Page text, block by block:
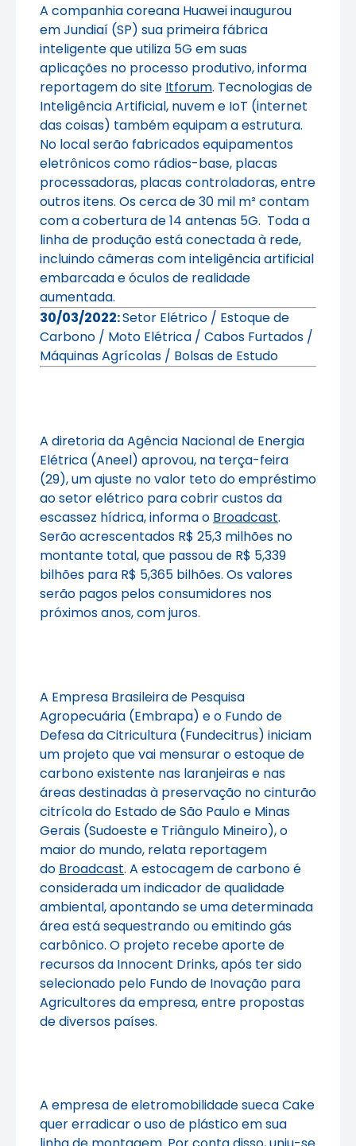
A companhia coreana Huawei inaugurou
em Jundiaí (SP) sua primeira fábrica
inteligente que utiliza 5G em suas
aplicações no processo produtivo, informa
reportagem do site Itforum. Tecnologias de
Inteligência Artificial, nuvem e IoT (internet
das coisas) também equipam a estrutura.
No local serão fabricados equipamentos
eletrônicos como rádios-base, placas
processadoras, placas controladoras, entre
outros itens. Os cerca de 30 mil m² contam
com a cobertura de 14 antenas 5G. Toda a
linha de produção está conectada à rede,
incluindo câmeras com inteligência artificial
embarcada e óculos de realidade
aumentada.
30/03/2022:Setor Elétrico / Estoque de
Carbono / Moto Elétrica / Cabos Furtados /
Máquinas Agrícolas / Bolsas de Estudo
A diretoria da Agência Nacional de Energia
Elétrica (Aneel) aprovou, na terça-feira
(29), um ajuste no valor teto do empréstimo
ao setor elétrico para cobrir custos da
escassez hídrica, informa o Broadcast.
Serão acrescentados R$ 25,3 milhões no
montante total, que passou de R$ 5,339
bilhões para R$ 5,365 bilhões. Os valores
serão pagos pelos consumidores nos
próximos anos, com juros.
A Empresa Brasileira de Pesquisa
Agropecuária (Embrapa) e o Fundo de
Defesa da Citricultura (Fundecitrus) iniciam
um projeto que vai mensurar o estoque de
carbono existente nas laranjeiras e nas
áreas destinadas à preservação no cinturão
citrícola do Estado de São Paulo e Minas
Gerais (Sudoeste e Triângulo Mineiro), o
maior do mundo, relata reportagem
do Broadcast. A estocagem de carbono é
considerada um indicador de qualidade
ambiental, apontando se uma determinada
área está sequestrando ou emitindo gás
carbônico. O projeto recebe aporte de
recursos da Innocent Drinks, após ter sido
selecionado pelo Fundo de Inovação para
Agricultores da empresa, entre propostas
de diversos países.
A empresa de eletromobilidade sueca Cake
quer erradicar o uso de plástico em sua